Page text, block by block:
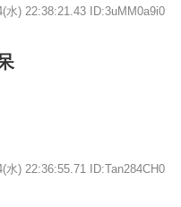
水) 22:38:21.43 ID:3uMM0a9i0
水) 22:36:55.71 ID:Tan284CH0